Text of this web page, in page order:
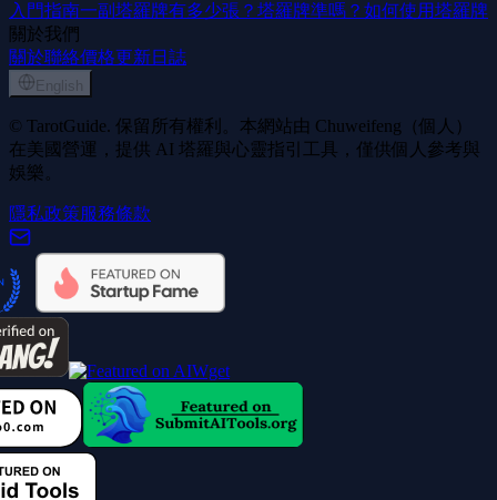
入門指南一副塔羅牌有多少張？ 塔羅牌準嗎？ 如何使用塔羅牌
關於我們
關於聯絡價格更新日誌
English
© TarotGuide. 保留所有權利。本網站由 Chuweifeng（個人）
在美國營運，提供 AI 塔羅與心靈指引工具，僅供個人參考與
娛樂。
隱私政策服務條款